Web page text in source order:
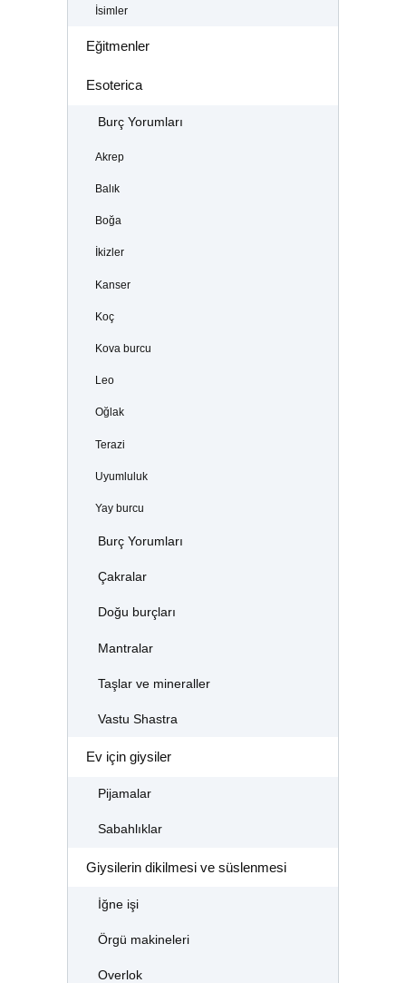
İsimler
Eğitmenler
Esoterica
Burç Yorumları
Akrep
Balık
Boğa
İkizler
Kanser
Koç
Kova burcu
Leo
Oğlak
Terazi
Uyumluluk
Yay burcu
Burç Yorumları
Çakralar
Doğu burçları
Mantralar
Taşlar ve mineraller
Vastu Shastra
Ev için giysiler
Pijamalar
Sabahlıklar
Giysilerin dikilmesi ve süslenmesi
İğne işi
Örgü makineleri
Overlok